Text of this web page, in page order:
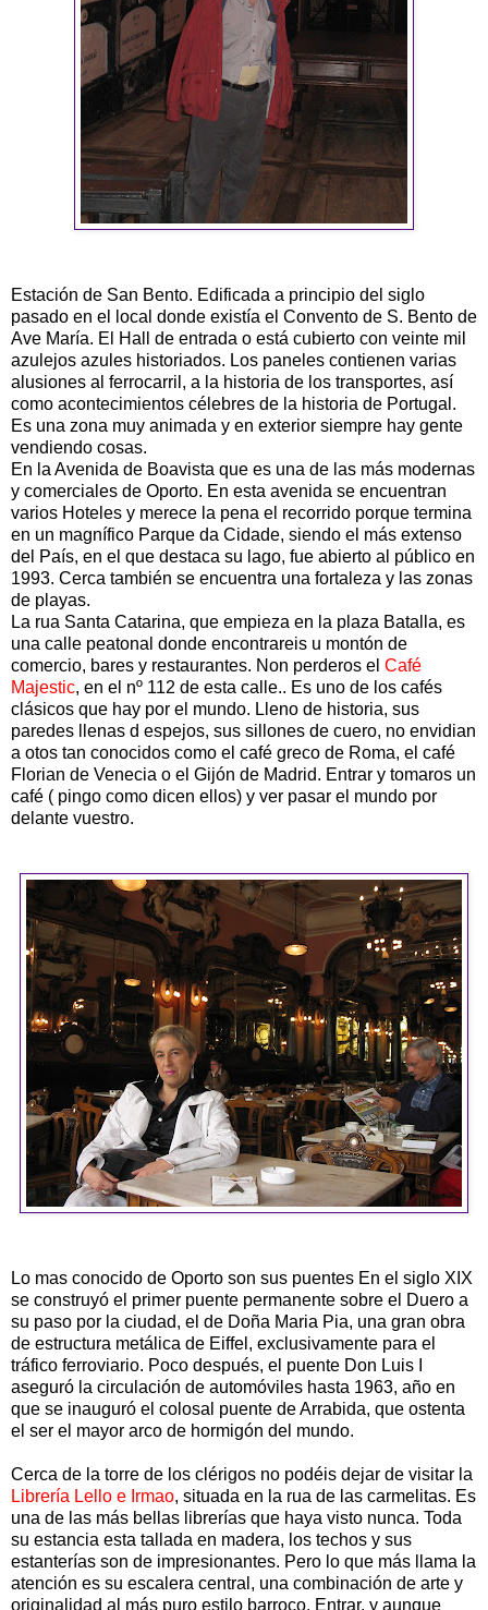
Estación de San Bento. Edificada a principio del siglo
pasado en el local donde existía el Convento de S. Bento de
Ave María. El Hall de entrada o está cubierto con veinte mil
azulejos azules historiados. Los paneles contienen varias
alusiones al ferrocarril, a la historia de los transportes, así
como acontecimientos célebres de la historia de Portugal.
Es una zona muy animada y en exterior siempre hay gente
vendiendo cosas.
En la Avenida de Boavista que es una de las más modernas
y comerciales de Oporto. En esta avenida se encuentran
varios Hoteles y merece la pena el recorrido porque termina
en un magnífico Parque da Cidade, siendo el más extenso
del País, en el que destaca su lago, fue abierto al público en
1993. Cerca también se encuentra una fortaleza y las zonas
de playas.
La rua Santa Catarina, que empieza en la plaza Batalla, es
una calle peatonal donde encontrareis u montón de
comercio, bares y restaurantes. Non perderos el Café
Majestic, en el nº 112 de esta calle.. Es uno de los cafés
clásicos que hay por el mundo. Lleno de historia, sus
paredes llenas d espejos, sus sillones de cuero, no envidian
a otos tan conocidos como el café greco de Roma, el café
Florian de Venecia o el Gijón de Madrid. Entrar y tomaros un
café ( pingo como dicen ellos) y ver pasar el mundo por
delante vuestro.
Lo mas conocido de Oporto son sus puentes En el siglo XIX
se construyó el primer puente permanente sobre el Duero a
su paso por la ciudad, el de Doña Maria Pia, una gran obra
de estructura metálica de Eiffel, exclusivamente para el
tráfico ferroviario. Poco después, el puente Don Luis I
aseguró la circulación de automóviles hasta 1963, año en
que se inauguró el colosal puente de Arrabida, que ostenta
el ser el mayor arco de hormigón del mundo.
Cerca de la torre de los clérigos no podéis dejar de visitar la
Librería Lello e Irmao, situada en la rua de las carmelitas. Es
una de las más bellas librerías que haya visto nunca. Toda
su estancia esta tallada en madera, los techos y sus
estanterías son de impresionantes. Pero lo que más llama la
atención es su escalera central, una combinación de arte y
originalidad al más puro estilo barroco. Entrar, y aunque